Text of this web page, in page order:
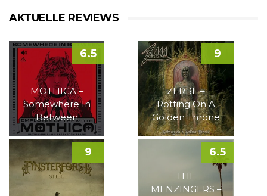
AKTUELLE REVIEWS
MOTHICA –
Somewhere In
Between
6.5
ZERRE –
Rotting On A
Golden Throne
9
9
THE
MENZINGERS –
6.5